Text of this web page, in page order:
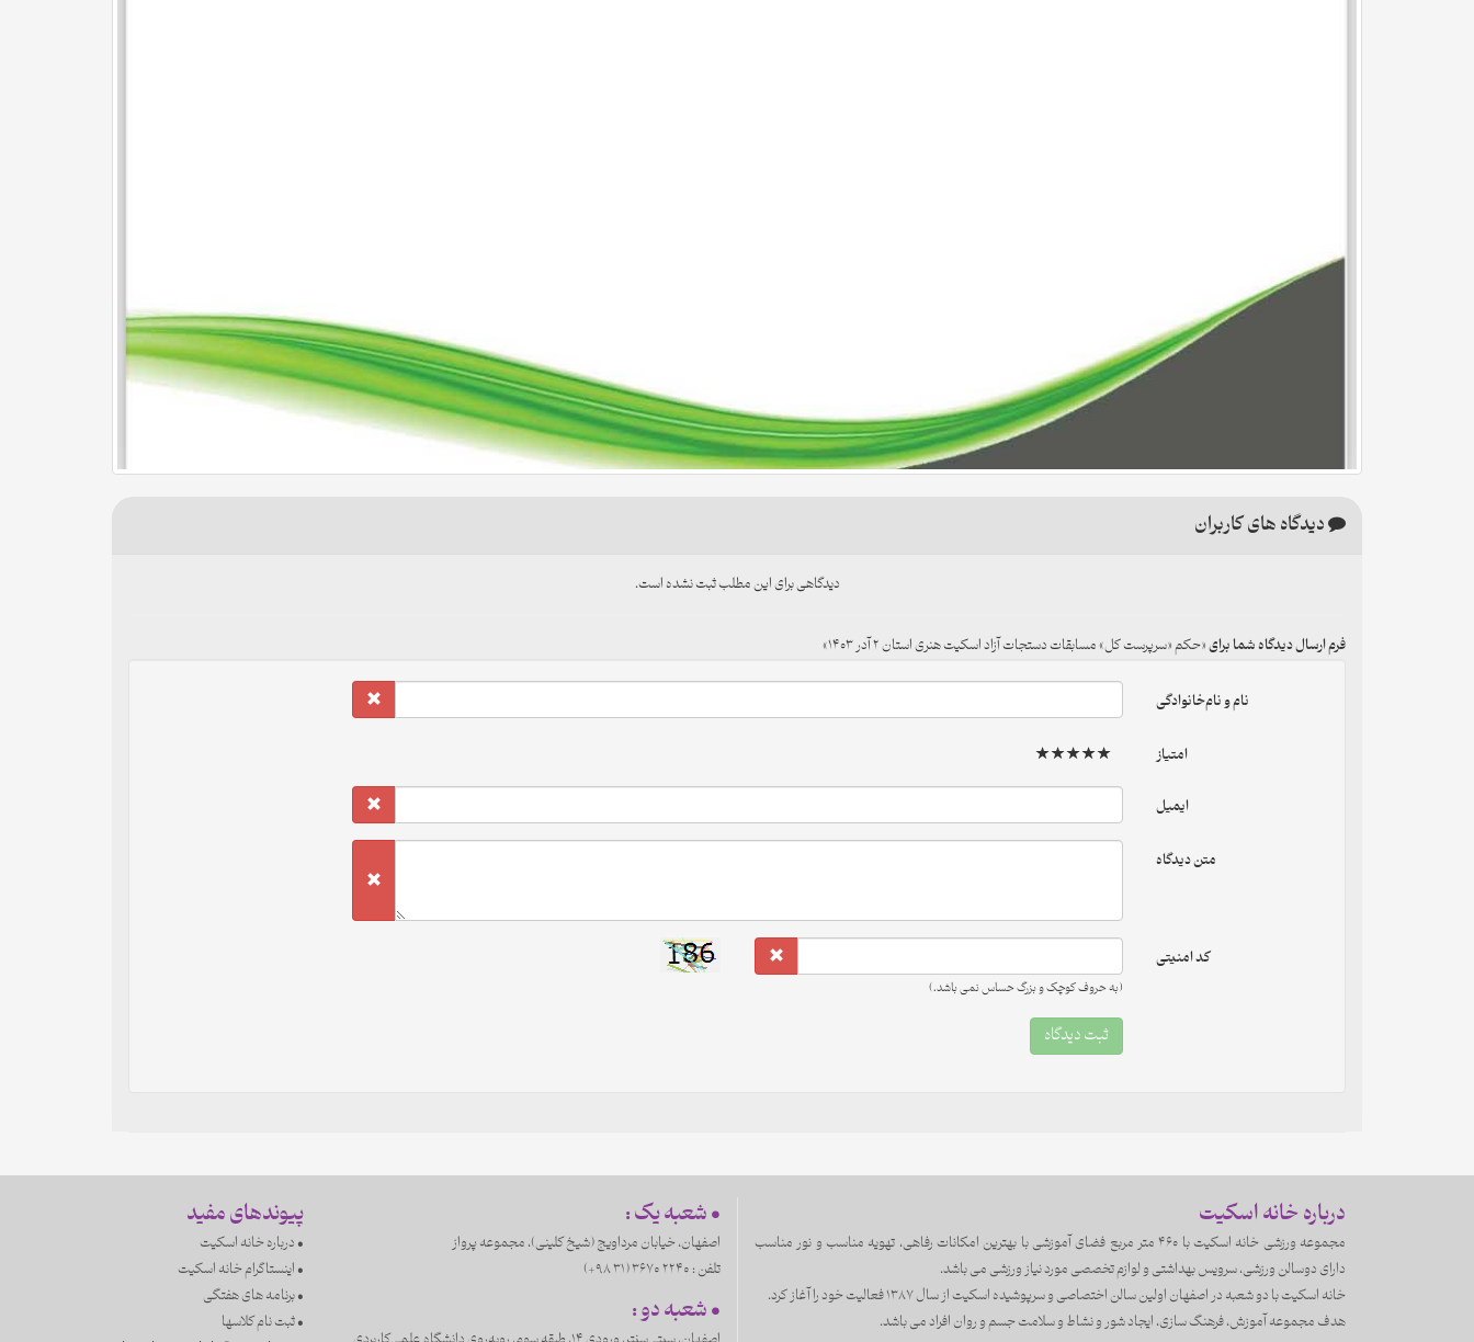
دیدگاه های کاربران
دیدگاهی برای این مطلب ثبت نشده است.
فرم ارسال دیدگاه شما برای حکم «سرپرست کل» مسابقات دستجات آزاد اسکیت هنری استان ۲ آدر ۱۴۰۳
نام و نام‌خانوادگی
امتیاز
ایمیل
متن دیدگاه
کد امنیتی
(به حروف کوچک و بزرگ حساس نمی باشد.)
درباره خانه اسکیت
مجموعه ورزشی خانه اسکیت با ۴۶۰ متر مربع فضای آموزشی با بهترین امکانات رفاهی، تهویه مناسب و نور مناسب
دارای دوسالن ورزشی، سرویس بهداشتی و لوازم تخصصی مورد نیاز ورزشی می باشد.
خانه اسکیت با دو شعبه در اصفهان اولین سالن اختصاصی و سرپوشیده اسکیت از سال 1387 فعالیت خود را آغاز کرد.
هدف مجموعه آموزش، فرهنگ سازی، ایجاد شور و نشاط و سلامت جسم و روان افراد می باشد.
• شعبه یک :
اصفهان، خيابان مرداويج (شیخ کلینی)، مجموعه پرواز
تلفن : 3670 2240 (31 98+)
• شعبه دو :
پیوندهای مفید
• درباره خانه اسکیت
• اینستاگرام خانه اسکیت
• برنامه های هفتگی
• ثبت نام کلاسها